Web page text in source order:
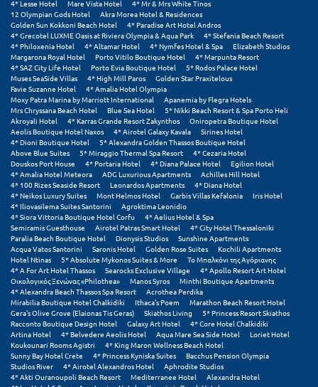
Παραλία Κατερίνης
Παραλία Λιτοχώρου
Παράλιο Άστρος
Πάργα
Παρνασσός
Πάρος
Πάτμος
Πάτρα
Παύλιανη
Πειραιάς
Πελοπόννησος
Πήλιο
Πιερία
Πλαταμώνας
4* Lesse Hotel
Mare Vista Hotel
4* Mr & Mrs White Tinos
12 Olympian Gods Hotel
Akra Morea Hotel & Residences
Golden Sun Kokkoni Beach Hotel
4* Paradise Art Hotel Andros
4* Grecotel LUXME Oasis at Riviera Olympia & Aqua Park
4* Stefania Beach Resort
4* Philoxenia Hotel
4* Altamar Hotel 4* Nymfes Hotel & Spa
Elizabeth Studios
Margarona Royal Hotel
Porto Vitilo Boutique Hotel
4* Marpunta Resort
4* SAZ City Life Hotel
Porto Evia Boutique Hotel
5* Rodos Palace Hotel
Muses SeaSide Villas
4* High Mill Paros
Golden Star Praxitelous
Favie Suzanne Hotel
4* Amalia Hotel Olympia
Moxy Patra Marina by Marriott International
Apanemia by Flegra Hotels
Mrs Chryssana Beach Hotel
Blue Sea Hotel
5* Nikki Beach Resort & Spa Porto Heli
Akroyali Hotel
4* Karras Grande Resort Zakynthos
Oniropetra Boutique Hotel
Aeolis Boutique Hotel Naxos
4* Airotel Galaxy Kavala
Sirines Hotel
4* Dioni Boutique Hotel
5* Alexandra Golden Thassos Boutique Hotel
Above Blue Suites
5* Miraggio Thermal Spa Resort
4* Cezaria Hotel
Douskos Port House
4* Portaria Hotel 4* Diana Palace Hotel
Egilion Hotel
4* Amalia Hotel Meteora
ADG Luxurious Apartments
Achilles Hill Hotel
4* 100 Rizes Seaside Resort
Leonardos Apartments
4* Diana Hotel
4* Neikos Luxury Suites
Mont Helmos Hotel Garbis Villas Kefalonia
Iris Hotel
4* Iliovasilema Suites Santorini
Agroktima Leonidio
4* Siora Vittoria Boutique Hotel Corfu
4* Aelius Hotel & Spa
Semiramis Guesthouse
Airotel Patras Smart Hotel
4* City Hotel Thessaloniki
Paralia Beach Boutique Hotel
Dionysis Studios
Sunshine Apartments
Acqua Vatos Santorini
Saronis Hotel Golden Rose Suites
Kochili Apartments
Hotel Ntinas
5* Absolute Mykonos Suites & More
Το Μπαλκόνι της Αγόριανης
4* A For Art Hotel Thassos
Searocks Exclusive Village
4* Apollo Resort Art Hotel
Οικολογικός Ξενώνας «Philothea»
Manos Syros
Minthi Boutique Apartments
4* Alexandra Beach Thassos Spa Resort
Acrothea Perdika
Mirabilia Boutique Hotel Chalkidiki
Ithaca's Poem
Marathon Beach Resort Hotel
Gera's Olive Grove (Elaionas Tis Geras)
Skiathos Living
5* Princess Resort Skiathos
Racconto Boutique Design Hotel
Galaxy Art Hotel
4* Core Hotel Chalkidiki
Artina Hotel
4* Belvedere Aeolis Hotel Aqua Mare Sea Side Hotel
Loriet Hotel
Koukounari Rooms Agistri
4* King Maron Wellness Beach Hotel
Sunny Bay Hotel Crete
4* Princess Kyniska Suites
Bacchus Pension Olympia
Studios River
4* Airotel Alexandros Hotel
Aphrodite Studios
4* Akti Ouranoupoli Beach Resort
Mediterranee Hotel
Alexandra Hotel